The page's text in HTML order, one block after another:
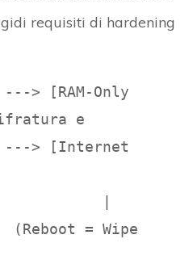
requisiti di hardening
> [RAM-Only
e
---> [Internet